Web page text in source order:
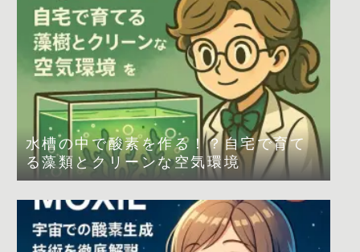
水槽の中で酸素を作る！？自宅で育て
る藻類とクリーンな空気環境